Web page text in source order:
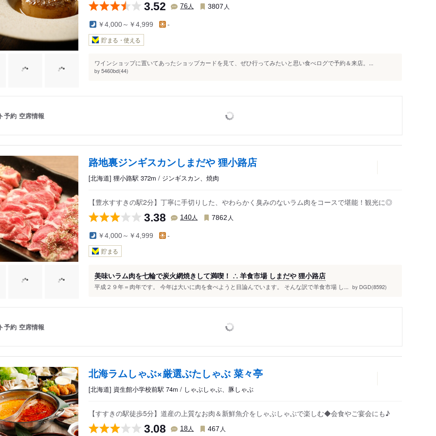
3.52 76人 3807 人
￥4,000～￥4,999 -
貯まる・使える
ワインショップに置いてあったショップカードを見て、ぜひ行ってみたいと思い食べログで予約＆来店。...
by 5460bd(44)
予約 空席情報
路地裏ジンギスカンしまだや 狸小路店
[北海道] 狸小路駅 372m / ジンギスカン、焼肉
【豊水すすきの駅2分】丁寧に手切りした、やわらかく臭みのないラム肉をコースで堪能！観光に◎
3.38 140人 7862 人
￥4,000～￥4,999 -
貯まる
美味いラム肉を七輪で炭火網焼きして満喫！ ∴ 羊食市場 しまだや 狸小路店
平成２９年＝肉年です。 今年は大いに肉を食べようと目論んでいます。 そんな訳で羊食市場 し... by DGD(8592)
予約 空席情報
北海ラムしゃぶ×厳選ぶたしゃぶ 菜々亭
[北海道] 資生館小学校前駅 74m / しゃぶしゃぶ、豚しゃぶ
【すすきの駅徒歩5分】道産の上質なお肉＆新鮮魚介をしゃぶしゃぶで楽しむ◆会食やご宴会にも♪
3.08 18人 467 人